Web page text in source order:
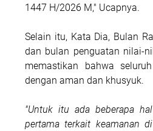
1447 H/2026 M," Ucapnya.
Selain itu, Kata Dia, Bulan
dan bulan penguatan nilai-
memastikan bahwa
dengan aman dan khusyuk.
"Untuk itu ada beberapa
pertama terkait keamanan